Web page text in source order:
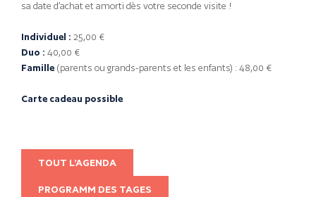
sa date d’achat et amorti dès votre seconde visite !
Individuel : 25,00 €
Duo : 40,00 €
Famille (parents ou grands-parents et les enfants) : 48,00 €
Carte cadeau possible
TOUT L’AGENDA
PROGRAMM DES TAGES